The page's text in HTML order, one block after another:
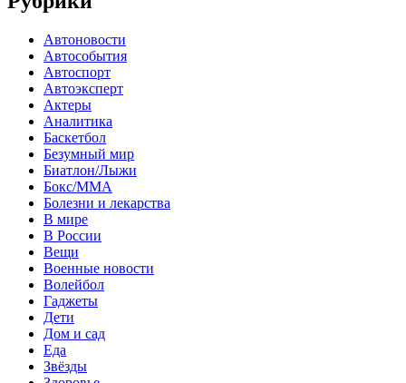
Автоновости
Автособытия
Автоспорт
Автоэксперт
Актеры
Аналитика
Баскетбол
Безумный мир
Биатлон/Лыжи
Бокс/MMA
Болезни и лекарства
В мире
В России
Вещи
Военные новости
Волейбол
Гаджеты
Дети
Дом и сад
Еда
Звёзды